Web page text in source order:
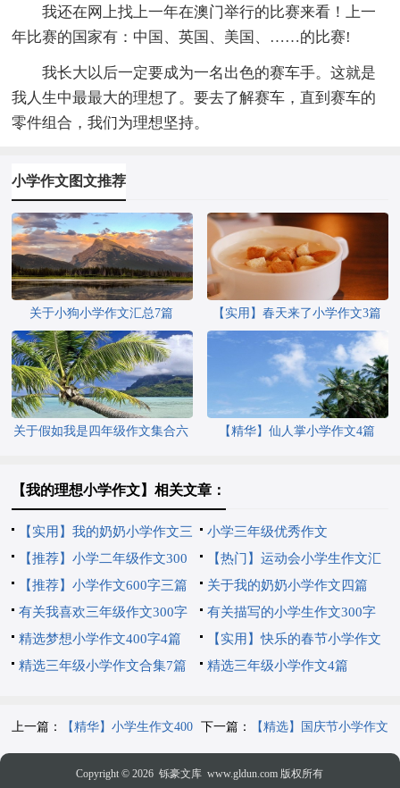
我还在网上找上一年在澳门举行的比赛来看！上一
年比赛的国家有：中国、英国、美国、……的比赛!
我长大以后一定要成为一名出色的赛车手。这就是
我人生中最最大的理想了。要去了解赛车，直到赛车的
零件组合，我们为理想坚持。
小学作文图文推荐
关于小狗小学作文汇总7篇 【实用】春天来了小学作文3篇
关于假如我是四年级作文集合六
【精华】仙人掌小学作文4篇
【我的理想小学作文】相关文章：
【实用】我的奶奶小学作文三
篇
小学三年级优秀作文
【推荐】小学二年级作文300
字锦集九篇
【热门】运动会小学生作文汇
编7篇
【推荐】小学作文600字三篇
关于我的奶奶小学作文四篇
有关我喜欢三年级作文300字
三篇
有关描写的小学生作文300字
集锦8篇
精选梦想小学作文400字4篇
【实用】快乐的春节小学作文
5篇
精选三年级小学作文合集7篇 精选三年级小学作文4篇
上一篇： 【精华】小学生作文400
字汇总七篇
下一篇： 【精选】国庆节小学作文
三篇
Copyright © 2026 铄豪文库 www.gldun.com 版权所有